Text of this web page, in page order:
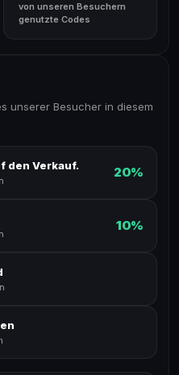
von unseren Besuchern
genutzte Codes
unserer Besucher in diesem
den Verkauf. 20%
10%